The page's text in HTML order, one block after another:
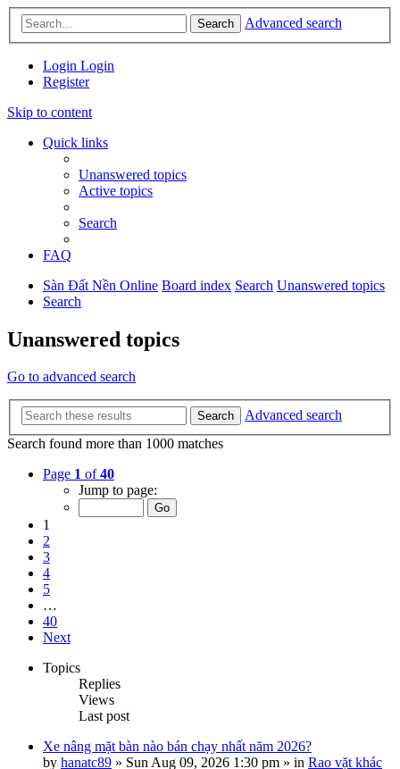
Search Advanced search
Login Login
Register
Skip to content
Quick links
Unanswered topics
Active topics
Search
FAQ
Sàn Đất Nền Online Board index Search Unanswered topics
Search
Unanswered topics
Go to advanced search
Search
Advanced search
Search found more than 1000 matches
Page 1 of40
Jump to page:
1
2
3
4
5
…
40
Next
Topics
Replies
Views
Last post
Xe nâng mặt bàn nào bán chạy nhất năm 2026?
by hanatc89 » Sun Aug 09, 2026 1:30 pm » in Rao vặt khác